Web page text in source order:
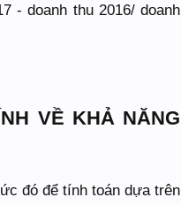
- doanh thu 2016/ doanh
VỀ KHẢ NĂNG
đó để tính toán dựa trên